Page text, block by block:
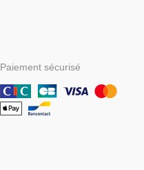
Paiement sécurisé